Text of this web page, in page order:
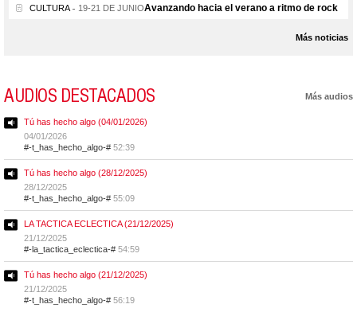
CULTURA 19-21 DE JUNIOAvanzando hacia el verano a ritmo de rock
Más noticias
AUDIOS DESTACADOS Más audios
Tú has hecho algo (04/01/2026)
04/01/2026
#-t_has_hecho_algo-# 52:39
Tú has hecho algo (28/12/2025)
28/12/2025
#-t_has_hecho_algo-# 55:09
LA TACTICA ECLECTICA (21/12/2025)
21/12/2025
#-la_tactica_eclectica-# 54:59
Tú has hecho algo (21/12/2025)
21/12/2025
#-t_has_hecho_algo-# 56:19